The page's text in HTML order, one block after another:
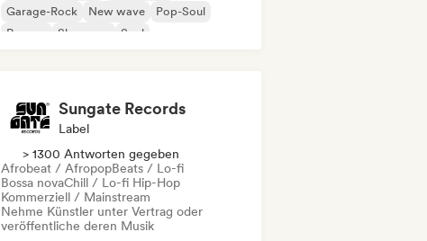
Garage-Rock
New wave
Pop-Soul
Reggae
Shoegaze Soul
Sungate Records
Label
> 1300 Antworten gegeben
Afrobeat / AfropopBeats / Lo-fi
Bossa novaChill / Lo-fi Hip-Hop
Kommerziell / Mainstream
Nehme Künstler unter Vertrag oder
veröffentliche deren Musik